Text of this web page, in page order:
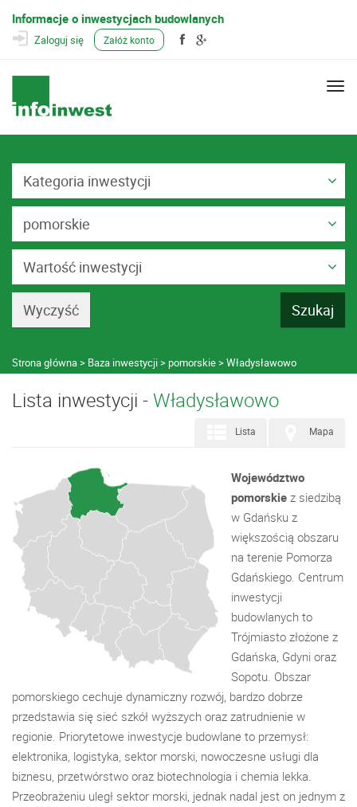
Informacje o inwestycjach budowlanych
Zaloguj się Załóż konto
Kategoria inwestycji
pomorskie
Wartość inwestycji
Strona główna Baza inwestycji pomorskie Władysławowo
Lista inwestycji - Władysławowo
Mapa
Lista
Województwo
pomorskie z siedzibą
w Gdańsku z
większością obszaru
na terenie Pomorza
Gdańskiego. Centrum
inwestycji
budowlanych to
Trójmiasto złożone z
Gdańska, Gdyni oraz
Sopotu. Obszar
pomorskiego cechuje dynamiczny rozwój, bardzo dobrze
przedstawia się sieć szkół wyższych oraz zatrudnienie w
regionie. Priorytetowe inwestycje budowlane to przemysł:
elektronika, logistyka, sektor morski, nowoczesne usługi dla
biznesu, przetwórstwo oraz biotechnologia i chemia lekka.
Przeobrażeniu uległ sektor morski, jednak nadal jest on jednym z